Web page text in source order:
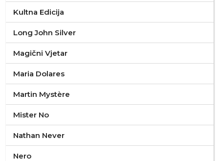
Kultna Edicija
Long John Silver
Magični Vjetar
Maria Dolares
Martin Mystère
Mister No
Nathan Never
Nero